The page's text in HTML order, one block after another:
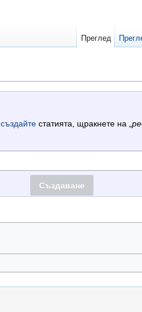
създайтестатията, щракнете на „
Преглед